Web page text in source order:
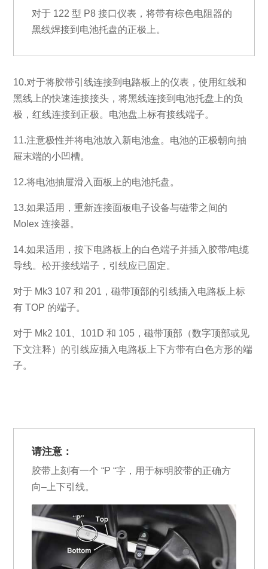
对于 122 型 P8 接口仪表，将带有棕色电阻器的
黑线焊接到电池托盘的正极上。
10.对于将胶带引线连接到电路板上的仪表，使用红线和
黑线上的快速连接接头，将黑线连接到电池托盘上的负
极，红线连接到正极。电池盘上标有接线端子。
11.注意极性并将电池放入新电池盒。电池的正极朝向抽
屉末端的小凹槽。
12.将电池抽屉滑入面板上的电池托盘。
13.如果适用，重新连接面板电子设备与磁带之间的
Molex 连接器。
14.如果适用，按下电路板上的白色端子并插入胶带/电缆
导线。松开接线端子，引线应已固定。
对于 Mk3 107 和 201，磁带顶部的引线插入电路板上标
有 TOP 的端子。
对于 Mk2 101、101D 和 105，磁带顶部（数字顶部或见
下文注释）的引线应插入电路板上下方带有白色方形的端
子。
请注意：
胶带上刻有一个 “P “字，用于标明胶带的正确方
向–上下引线。